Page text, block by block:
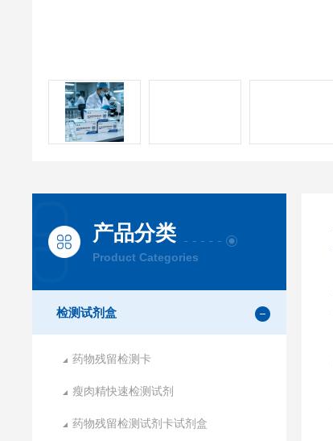
产品分类
Product Categories
检测试剂盒
药物残留检测卡
瘦肉精快速检测试剂
药物残留检测试剂卡试剂盒